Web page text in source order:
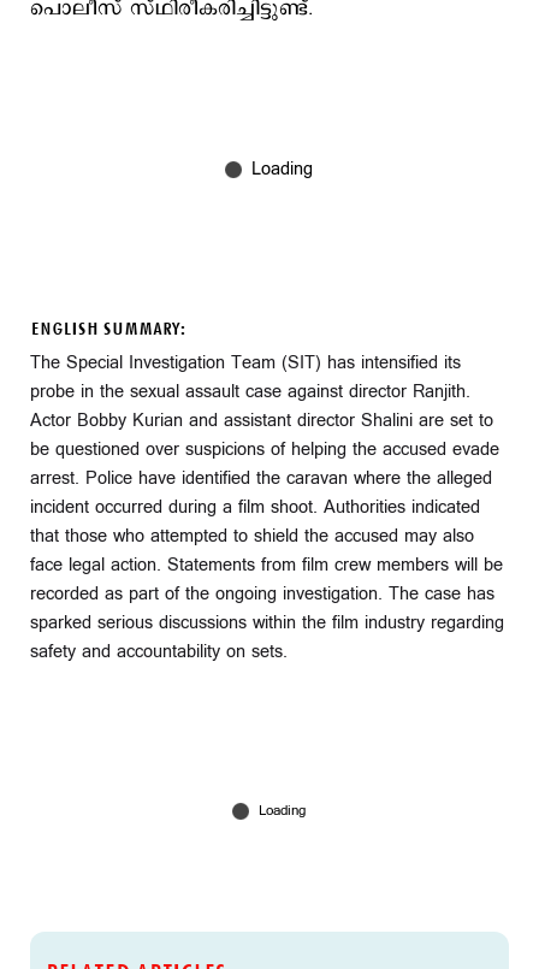
പൊലീസ് സ്ഥിരീകരിച്ചിട്ടുണ്ട്.
ENGLISH SUMMARY:
The Special Investigation Team (SIT) has intensified its
probe in the sexual assault case against director Ranjith.
Actor Bobby Kurian and assistant director Shalini are set to
be questioned over suspicions of helping the accused evade
arrest. Police have identified the caravan where the alleged
incident occurred during a film shoot. Authorities indicated
that those who attempted to shield the accused may also
face legal action. Statements from film crew members will be
recorded as part of the ongoing investigation. The case has
sparked serious discussions within the film industry regarding
safety and accountability on sets.